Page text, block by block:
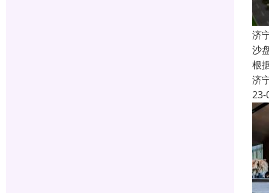
济
沙
根
济
23-